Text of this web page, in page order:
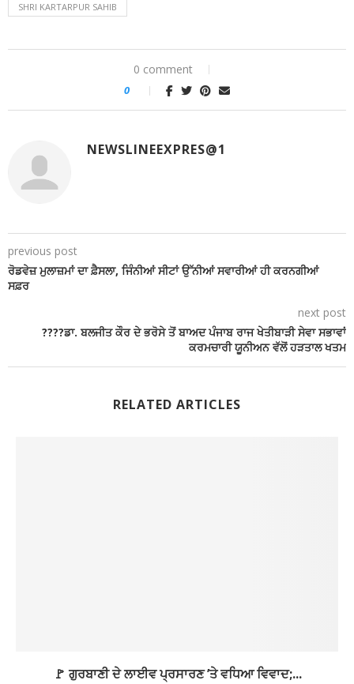
SHRI KARTARPUR SAHIB
0 comment
0
NEWSLINEEXPRES@1
previous post
ਰੋਡਵੇਜ਼ ਮੁਲਾਜ਼ਮਾਂ ਦਾ ਫ਼ੈਸਲਾ, ਜਿੰਨੀਆਂ ਸੀਟਾਂ ਉੱਨੀਆਂ ਸਵਾਰੀਆਂ ਹੀ ਕਰਨਗੀਆਂ
ਸਫ਼ਰ
next post
????ਡਾ. ਬਲਜੀਤ ਕੌਰ ਦੇ ਭਰੋਸੇ ਤੋਂ ਬਾਅਦ ਪੰਜਾਬ ਰਾਜ ਖੇਤੀਬਾੜੀ ਸੇਵਾ ਸਭਾਵਾਂ
ਕਰਮਚਾਰੀ ਯੂਨੀਅਨ ਵੱਲੋਂ ਹੜਤਾਲ ਖਤਮ
RELATED ARTICLES
🚩 ਗੁਰਬਾਣੀ ਦੇ ਲਾਈਵ ਪ੍ਰਸਾਰਣ ’ਤੇ ਵਧਿਆ ਵਿਵਾਦ;...